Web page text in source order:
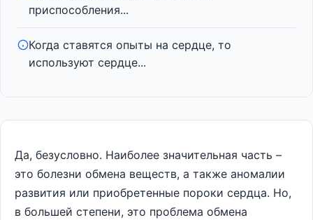
приспособления...
Когда ставятся опыты на сердце, то
используют сердце...
Да, безусловно. Наиболее значительная часть –
это болезни обмена веществ, а также аномалии
развития или приобретенные пороки сердца. Но,
в большей степени, это проблема обмена